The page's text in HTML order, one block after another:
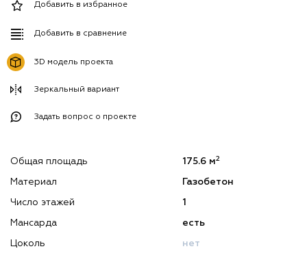
Добавить в избранное
Добавить в сравнение
3D модель проекта
Зеркальный вариант
Задать вопрос о проекте
Общая площадь 175.6 м2
Материал Газобетон
Число этажей 1
Мансарда есть
Цоколь нет